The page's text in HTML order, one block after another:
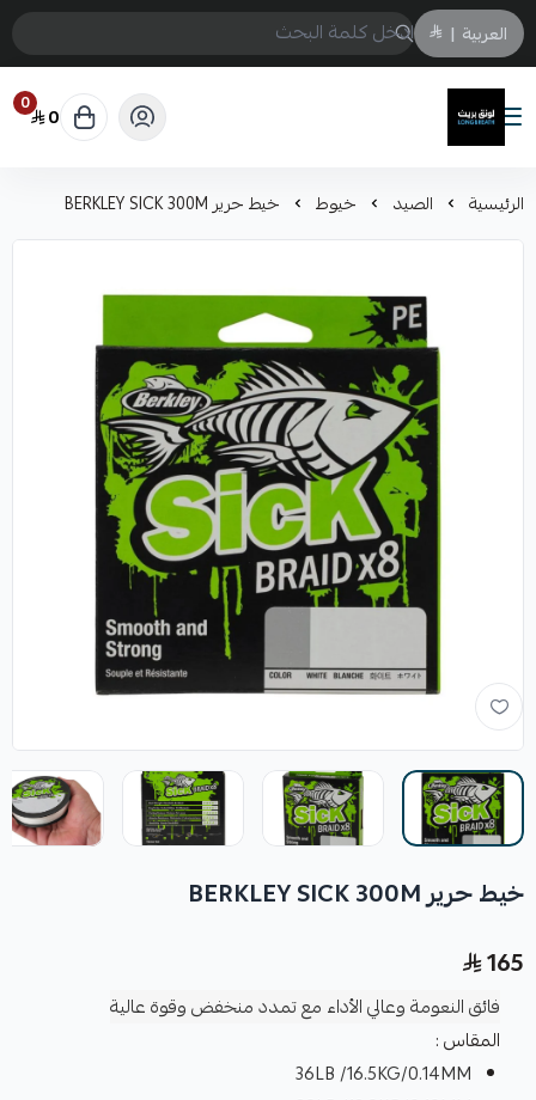
العربية |
لونق بريث
0 0
الرئيسية الصيد خيوط خيط حرير BERKLEY SICK 300M
خيط حرير BERKLEY SICK 300M
165
فائق النعومة وعالي الأداء مع تمدد منخفض وقوة عالية
المقاس :
36LB /16.5KG/0.14MM